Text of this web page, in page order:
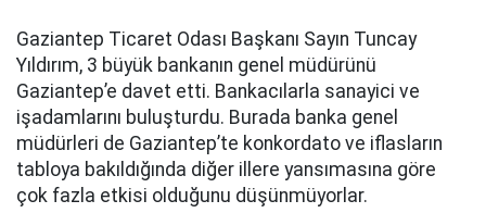
Gaziantep Ticaret Odası Başkanı Sayın Tuncay
Yıldırım, 3 büyük bankanın genel müdürünü
Gaziantep’e davet etti. Bankacılarla sanayici ve
işadamlarını buluşturdu. Burada banka genel
müdürleri de Gaziantep’te konkordato ve iflasların
tabloya bakıldığında diğer illere yansımasına göre
çok fazla etkisi olduğunu düşünmüyorlar.